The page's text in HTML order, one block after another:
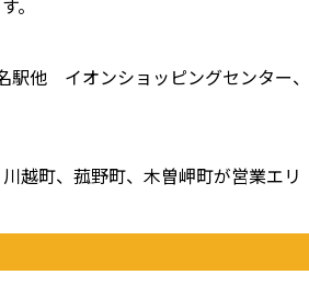
駅他 イオンショッピングセンター、
越町、菰野町、木曽岬町が営業エリ